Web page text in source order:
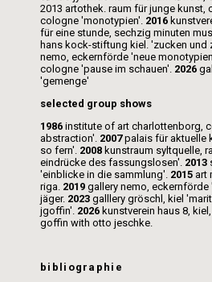
2013 artothek. raum für junge kunst,
cologne 'monotypien'. 2016
für eine stunde, sechzig minuten
hans kock-stiftung kiel. 'zucken und
nemo, eckernförde 'neue
cologne 'pause im schauen'. 2026
'gemenge'
selected group shows
1986 institute of art charlottenborg,
abstraction'. 2007palais für aktuelle
so fern'. 2008 kunstraum syltquelle,
eindrücke des fassungslosen'. 2013
'einblicke in die sammlung'. 2015 art
riga. 2019 gallery nemo,
jäger. 2023 galllery gröschl, kiel
jgoffin'. 2026 kunstverein haus 8,
goffin with otto jeschke.
bibliographie